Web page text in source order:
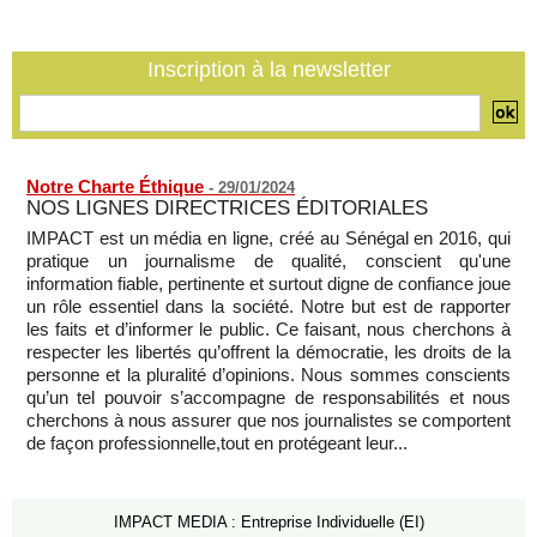
08/08/2026 -MOMO ALADJI
SENEGAL - Les Unes de la presse quotidienne du 8/9 août
08/08/2026 -MOMO ALADJI
Inscription à la newsletter
Notre Charte Éthique - 29/01/2024
NOS LIGNES DIRECTRICES ÉDITORIALES
IMPACT est un média en ligne, créé au Sénégal en 2016, qui
pratique un journalisme de qualité, conscient qu'une
information fiable, pertinente et surtout digne de confiance joue
un rôle essentiel dans la société. Notre but est de rapporter
les faits et d’informer le public. Ce faisant, nous cherchons à
respecter les libertés qu’offrent la démocratie, les droits de la
personne et la pluralité d’opinions. Nous sommes conscients
qu’un tel pouvoir s’accompagne de responsabilités et nous
cherchons à nous assurer que nos journalistes se comportent
de façon professionnelle,tout en protégeant leur...
IMPACT MEDIA : Entreprise Individuelle (EI)